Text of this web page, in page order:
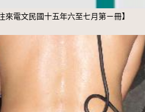
電文民國十五年六至七月第ㄧ冊】